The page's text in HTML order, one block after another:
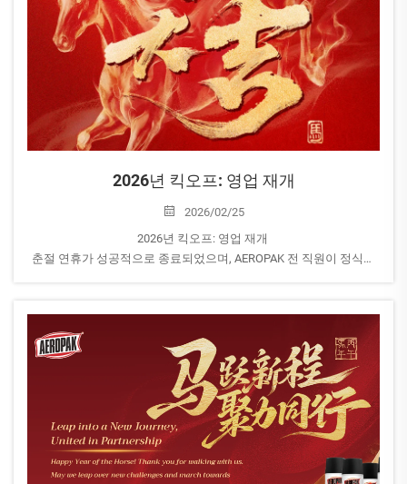
2026년 킥오프: 영업 재개
2026/02/25
2026년 킥오프: 영업 재개
춘절 연휴가 성공적으로 종료되었으며, AEROPAK 전 직원이 정식으
팀은 이제 바로 고객님을 위한 서비스를 재개할 준비가 완료되었습니
다...